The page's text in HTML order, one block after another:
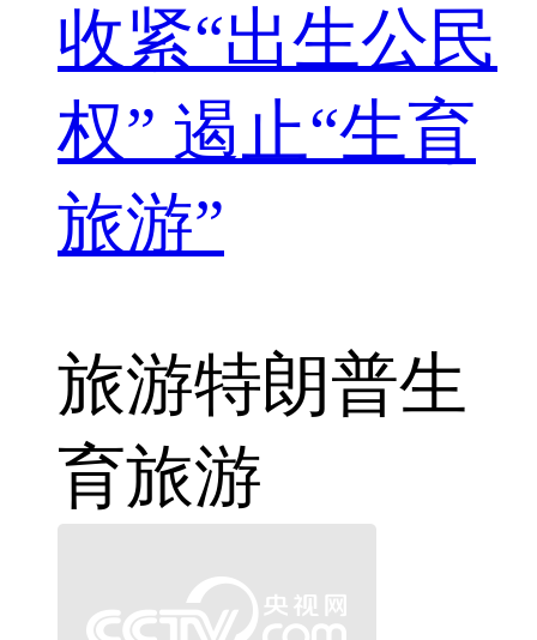
收紧“出生公民
权” 遏止“生育
旅游”
旅游特朗普生
育旅游